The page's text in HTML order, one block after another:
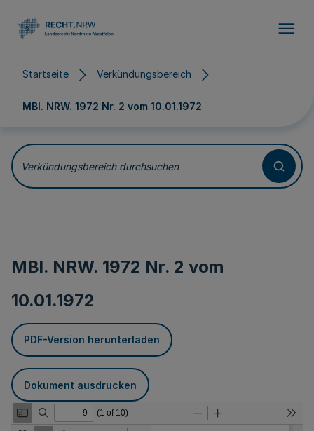
Startseite Verkündungsbereich
MBl. NRW. 1972 Nr. 2 vom 10.01.1972
Verkündungsbereich durchsuchen
MBl. NRW. 1972 Nr. 2 vom
10.01.1972
PDF-Version herunterladen
Dokument ausdrucken